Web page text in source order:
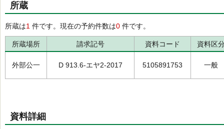
所蔵
所蔵は1 件です。現在の予約件数は0 件です。
所蔵場所 請求記号 資料コード 資料区
外部公一 D 913.6-エヤ2-2017 5105891753 一般
資料詳細